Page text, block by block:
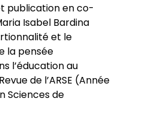
publication en co-
Isabel Bardina
et le
la pensée
l’éducation au
de l’ARSE (Année
Sciences de